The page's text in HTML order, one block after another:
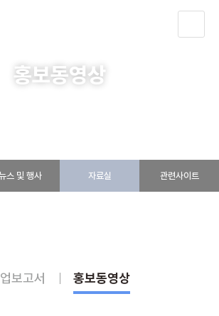
홍보동영상
스 및 행사 자료실 관련사이트
보고서 홍보동영상